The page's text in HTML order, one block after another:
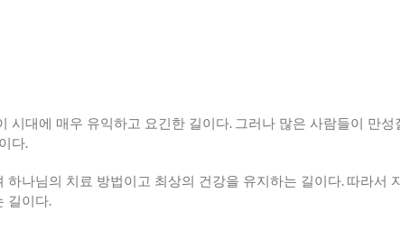
시대에 매우 유익하고 요긴한 길이다. 그러나 많은 사람들이 만성
다.
나님의 치료 방법이고 최상의 건강을 유지하는 길이다. 따라서
길이다.